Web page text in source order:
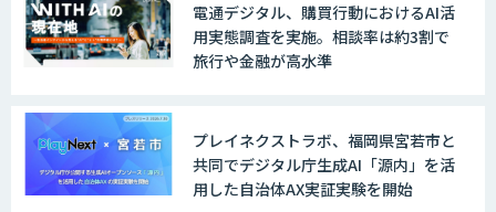
Explaza 生成AI Partner｜AIエージェン
GENIEE SFA/CRM
電通デジタル、購買行動におけるAI活
用実態調査を実施。相談率は約3割で
旅行や金融が高水準
プレイネクストラボ、福岡県宮若市と
共同でデジタル庁生成AI「源内」を活
用した自治体AX実証実験を開始